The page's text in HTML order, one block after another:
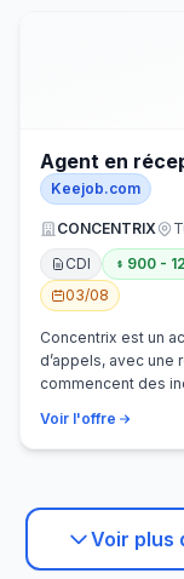
Agent en
Keejob.com
CONCENTRIX
CDI
900 -
03/08
Concentrix est un
d’appels, avec une
commencent des
Voir l'offre
Voir plus